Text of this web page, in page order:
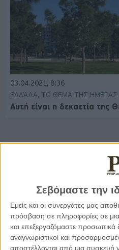
Σεβόμαστε την
Εμείς και οι συνεργάτες μας
πρόσβαση σε πληροφορίες σε
και επεξεργαζόμαστε
αναγνωριστικοί και
αποστέλλονται από μια συσκευή
03.04.2021, 8:36
ΕΛΛΆΔΑ, ΤΟ ΘΈΜΑ ΤΗΣ ΗΜΈΡΑΣ
Αυτή είναι η δεκαετία της
Κέλλυ
γράφει για
της”